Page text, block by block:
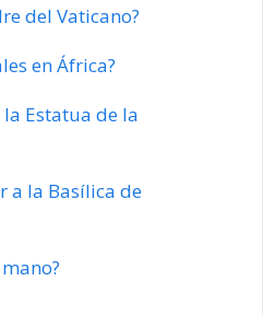
del Vaticano?
en África?
Estatua de la
a la Basílica de